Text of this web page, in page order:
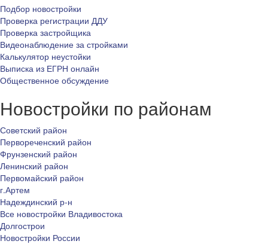
Подбор новостройки
Проверка регистрации ДДУ
Проверка застройщика
Видеонаблюдение за стройками
Калькулятор неустойки
Выписка из ЕГРН онлайн
Общественное обсуждение
Новостройки по районам
Советский район
Первореченский район
Фрунзенский район
Ленинский район
Первомайский район
г.Артем
Надеждинский р-н
Все новостройки Владивостока
Долгострои
Новостройки России